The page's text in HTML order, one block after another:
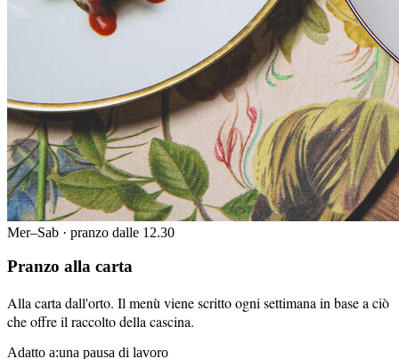
Mer–Sab · pranzo dalle 12.30
Pranzo alla carta
Alla carta dall'orto. Il menù viene scritto ogni settimana in base a ciò
che offre il raccolto della cascina.
Adatto a:una pausa di lavoro